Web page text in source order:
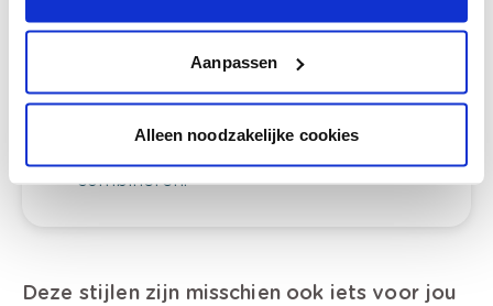
Aanpassen
Alleen noodzakelijke cookies
Ontdek er kleurechte stalen van je
kleurenselectie.
Bekijk er de bijhorende tinten om je kleur
combineren.
Deze stijlen zijn misschien ook iets voor jou